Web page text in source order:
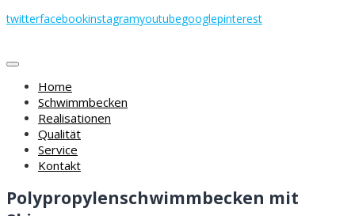
Skip
twitterfacebookinstagramyoutubegooglepinterest
Home
Schwimmbecken
Realisationen
Qualität
Service
Kontakt
Polypropylenschwimmbecken mit